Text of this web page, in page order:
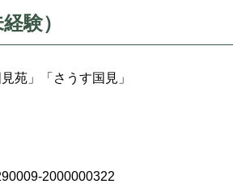
験）
苑」「さうす国見」
2000000322